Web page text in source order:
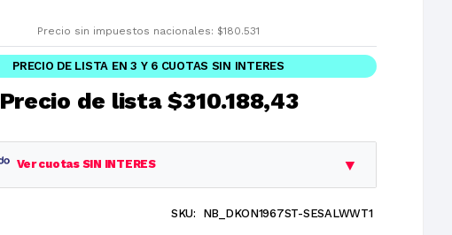
Precio sin impuestos nacionales: $180.531
PRECIO DE LISTA EN 3 Y 6 CUOTAS SIN INTERES
Precio de lista $310.188,43
Ver cuotas SIN INTERES ▼
Cuota Total
SKU: NB_DKON1967ST-SESALWWT1